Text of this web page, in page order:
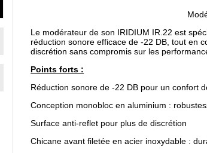
Le modérateur de son IRIDIUM IR.22 est
réduction sonore efficace de -22 DB, tout en
discrétion sans compromis sur les
Points forts :
Réduction sonore de -22 DB pour un confort
Conception monobloc en aluminium :
Surface anti-reflet pour plus de discrétion
Chicane avant filetée en acier inoxydable :